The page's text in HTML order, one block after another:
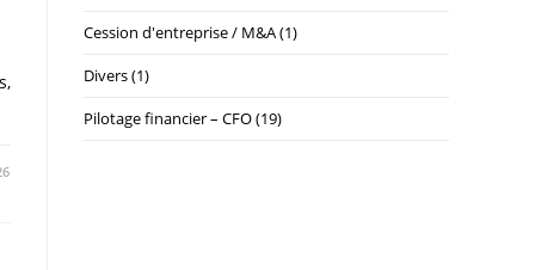
Cession d'entreprise / M&A(1)
Divers(1)
Pilotage financier – CFO(19)